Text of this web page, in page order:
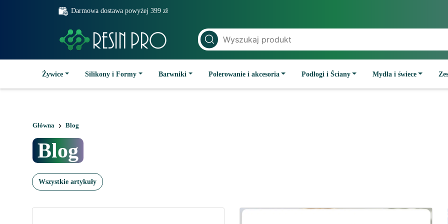
Darmowa dostawa powyżej 399 zł
Żywice Silikony i Formy Barwniki Polerowanie i akcesoria Podłogi i Ściany Mydła i świece
Główna Blog
Blog
wszystkie artykuły